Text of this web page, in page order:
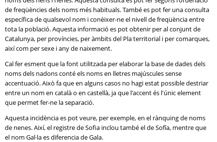
de freqüències dels noms més habituals. També es pot fer una consulta
específica de qualsevol nom i conèixer-ne el nivell de freqüència entre
tota la població. Aquesta informació es pot obtenir per al conjunt de
Catalunya, per províncies, per àmbits del Pla territorial i per comarques,
així com per sexe i any de naixement.
Cal fer esment que la font utilitzada per elaborar la base de dades dels
noms dels nadons conté els noms en lletres majúscules sense
accentuació. Això fa que en alguns casos no hagi estat possible destriar
entre un nom en català o en castellà, ja que l'accent és l'únic element
que permet fer-ne la separació.
Aquesta incidència es pot veure, per exemple, en el rànquing de noms
de nenes. Així, el registre de Sofia inclou també el de Sofía, mentre que
el nom Gal·la es diferencia de Gala.